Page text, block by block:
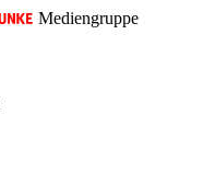
Mediengruppe